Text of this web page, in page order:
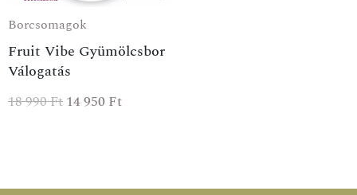
Borcsomagok
Fruit Vibe Gyümölcsbor
Válogatás
18 990Ft14 950 Ft